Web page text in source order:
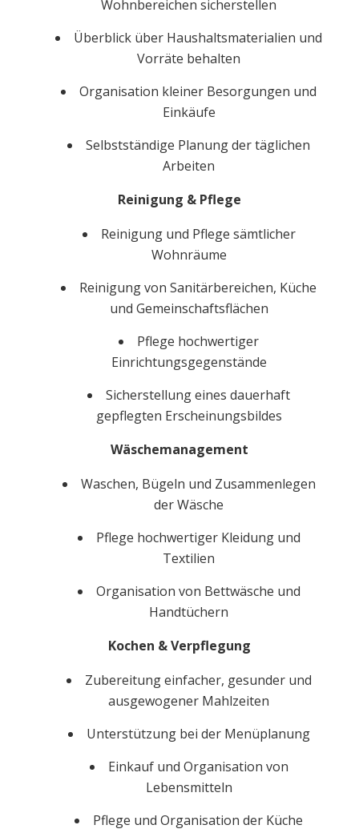
Wohnbereichen sicherstellen
Überblick über Haushaltsmaterialien und
Vorräte behalten
Organisation kleiner Besorgungen und
Einkäufe
Selbstständige Planung der täglichen
Arbeiten
Reinigung & Pflege
Reinigung und Pflege sämtlicher
Wohnräume
Reinigung von Sanitärbereichen, Küche
und Gemeinschaftsflächen
Pflege hochwertiger
Einrichtungsgegenstände
Sicherstellung eines dauerhaft
gepflegten Erscheinungsbildes
Wäschemanagement
Waschen, Bügeln und Zusammenlegen
der Wäsche
Pflege hochwertiger Kleidung und
Textilien
Organisation von Bettwäsche und
Handtüchern
Kochen & Verpflegung
Zubereitung einfacher, gesunder und
ausgewogener Mahlzeiten
Unterstützung bei der Menüplanung
Einkauf und Organisation von
Lebensmitteln
Pflege und Organisation der Küche